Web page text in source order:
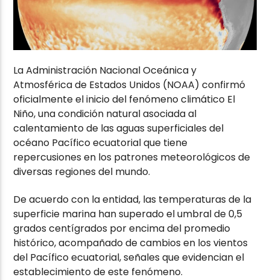
La Administración Nacional Oceánica y
Atmosférica de Estados Unidos (NOAA) confirmó
oficialmente el inicio del fenómeno climático El
Niño, una condición natural asociada al
calentamiento de las aguas superficiales del
océano Pacífico ecuatorial que tiene
repercusiones en los patrones meteorológicos de
diversas regiones del mundo.
De acuerdo con la entidad, las temperaturas de la
superficie marina han superado el umbral de 0,5
grados centígrados por encima del promedio
histórico, acompañado de cambios en los vientos
del Pacífico ecuatorial, señales que evidencian el
establecimiento de este fenómeno.